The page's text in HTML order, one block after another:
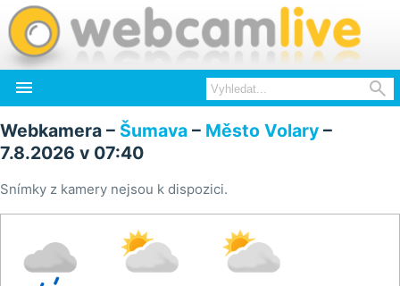
 
Webkamera – Šumava – Město Volary –
7.8.2026 v 07:40
Snímky z kamery nejsou k dispozici.